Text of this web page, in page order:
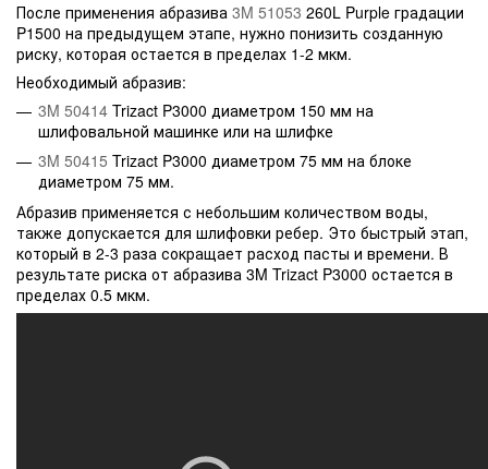
После применения абразива 3M 51053 260L Purple градации
P1500 на предыдущем этапе, нужно понизить созданную
риску, которая остается в пределах 1-2 мкм.
Необходимый абразив:
3M 50414 Trizact P3000 диаметром 150 мм на
шлифовальной машинке или на шлифке
3M 50415 Trizact P3000 диаметром 75 мм на блоке
диаметром 75 мм.
Абразив применяется с небольшим количеством воды,
также допускается для шлифовки ребер. Это быстрый этап,
который в 2-3 раза сокращает расход пасты и времени. В
результате риска от абразива 3M Trizact P3000 остается в
пределах 0.5 мкм.